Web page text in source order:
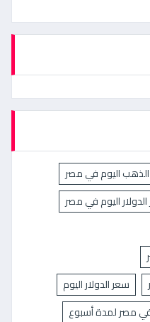
الذهب اليوم في مصر
اليوم في مصر
سعر الدولار اليوم
في مصر لمدة أسبوع